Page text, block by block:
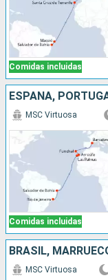
Comidas incluidas
ESPAÑA,
Comidas incluidas
MSC Virtuosa
BRASIL,
MSC Virtuosa